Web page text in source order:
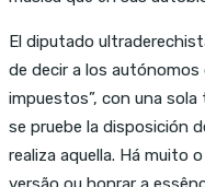
El diputado
de decir a los autónomos
impuestos”, con una
se pruebe la disposición
realiza aquella. Há muito